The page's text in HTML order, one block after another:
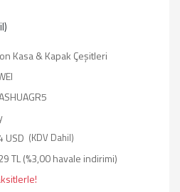
Kasa & Kapak Çeşitleri
USD (KDV Dahil)
TL (%3,00 havale indirimi)